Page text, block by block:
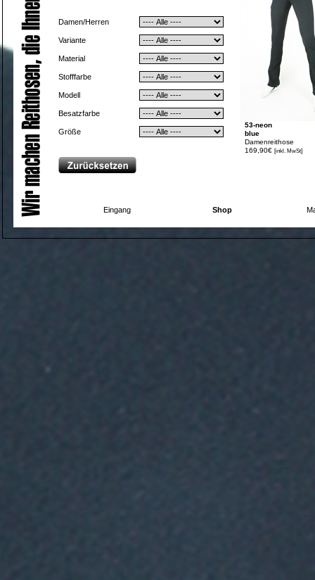
Damen/Herren
Variante
Material
Stofffarbe
Modell
Besatzfarbe
Größe
53-neon
blue
Damenreithose
169,90€ [inkl. MwSt]
Eingang Shop